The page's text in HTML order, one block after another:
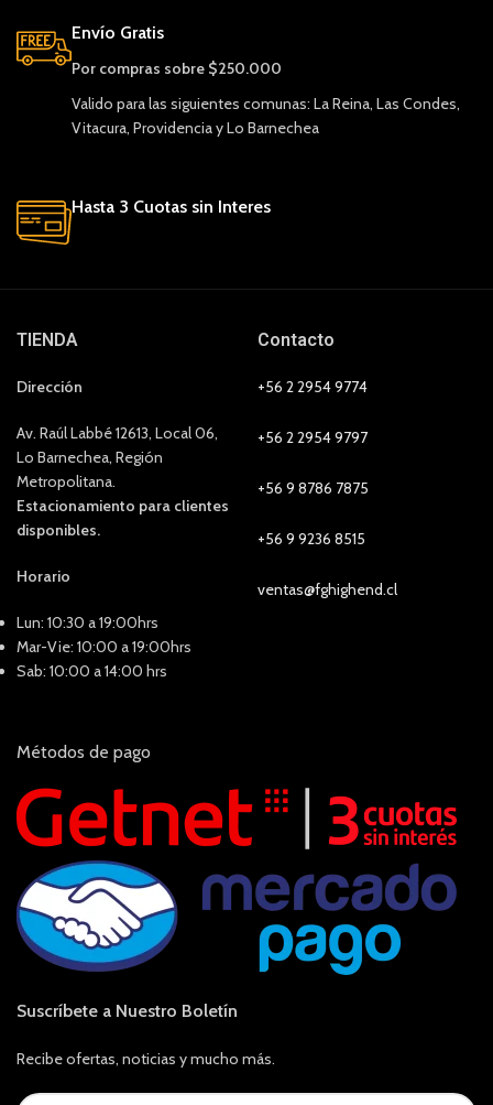
Envío Gratis
Por compras sobre $250.000
Valido para las siguientes comunas: La Reina, Las Condes,
Vitacura, Providencia y Lo Barnechea
Hasta 3 Cuotas sin Interes
TIENDA
Dirección
Av. Raúl Labbé 12613, Local 06,
Lo Barnechea, Región
Metropolitana.
Estacionamiento para clientes
disponibles.
Horario
Lun: 10:30 a 19:00hrs
Mar-Vie: 10:00 a 19:00hrs
Sab: 10:00 a 14:00 hrs
Contacto
+56 2 2954 9774
+56 2 2954 9797
+56 9 8786 7875
+56 9 9236 8515
ventas@fghighend.cl
Métodos de pago
Suscríbete a Nuestro Boletín
Recibe ofertas, noticias y mucho más.